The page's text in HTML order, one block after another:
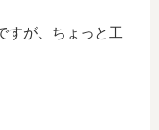
すが、ちょっと工